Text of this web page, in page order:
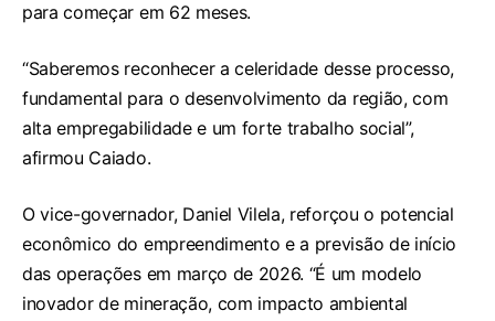
para começar em 62 meses.
“Saberemos reconhecer a celeridade desse processo,
fundamental para o desenvolvimento da região, com
alta empregabilidade e um forte trabalho social”,
afirmou Caiado.
O vice-governador, Daniel Vilela, reforçou o potencial
econômico do empreendimento e a previsão de início
das operações em março de 2026. “É um modelo
inovador de mineração, com impacto ambiental